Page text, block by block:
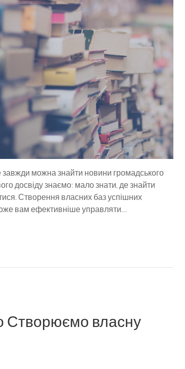
завжди можна знайти новини громадського
досвіду знаємо: мало знати, де знайти
Створення власних баз успішних
вам ефективніше управляти…
Створюємо власну